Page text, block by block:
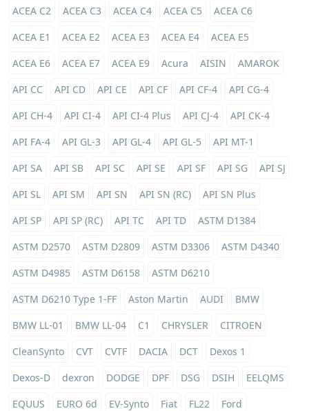
ACEA C2
ACEA C3 ACEA C4 ACEA C5
ACEA C6
ACEA E1
ACEA E2 ACEA E3 ACEA E4
ACEA E5
ACEA E6
ACEA E7 ACEA E9 Acura AISIN
AMAROK
API CC
API CD API CE API CF API CF-4
API CG-4
API CH-4
API CI-4 API CI-4 Plus API CJ-4
API CK-4
API FA-4
API GL-3 API GL-4 API GL-5
API MT-1
API SA
API SB API SC API SE API SF API SG
API SJ
API SL
API SM API SN API SN (RC)
API SN Plus
API SP
API SP (RC) API TC API TD
ASTM D1384
ASTM D2570
ASTM D2809 ASTM D3306
ASTM D4340
ASTM D4985
ASTM D6158
ASTM D6210
ASTM D6210 Type 1-FF
Aston Martin AUDI
BMW
BMW LL-01
BMW LL-04 C1 CHRYSLER
CITROEN
CleanSynto
CVT CVTF DACIA DCT
Dexos 1
Dexos-D
dexron DODGE DPF DSG DSIH
EELQMS
EQUUS
EURO 6d EV-Synto Fiat FL22
Ford